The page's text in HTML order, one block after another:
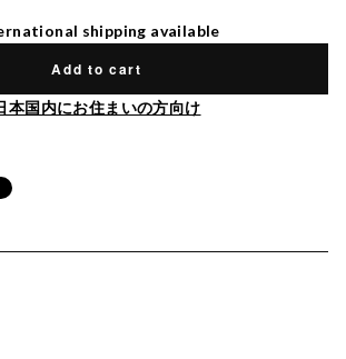
shipping available
Add to cart
本国内にお住まいの方向け